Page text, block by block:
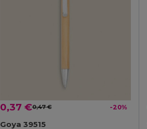
0,37 €0,47 € -20%
Goya 39515